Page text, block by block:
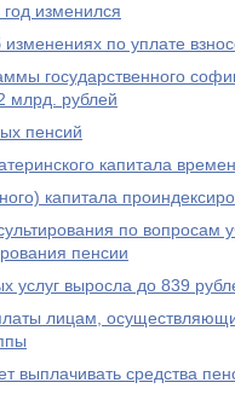
изменился
по уплате
государственного
млрд. рублей
пенсий
капитала
капитала
по вопросам
пенсии
услуг выросла до 839
лицам,
выплачивать средства